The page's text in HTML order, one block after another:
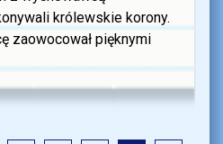
królewskie korony.
zaowocował pięknymi